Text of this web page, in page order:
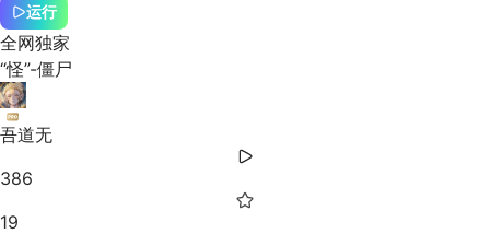
运行
全网独家
“怪”-僵尸
吾道无
386
19